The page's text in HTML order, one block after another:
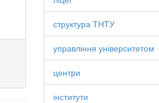
структура ТНТУ
управління університетом
центри
інститути